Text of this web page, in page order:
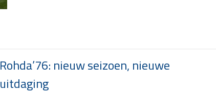
Rohda’76: nieuw seizoen, nieuwe
uitdaging